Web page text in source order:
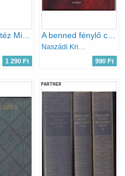
1 290 Ft
A benned fénylő csillag
990 Ft
PARTNER